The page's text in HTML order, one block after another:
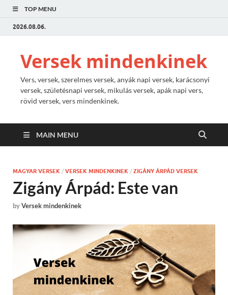
TOP MENU
2026.08.06.
Versek mindenkinek
Vers, versek, szerelmes versek, anyák napi versek, karácsonyi
versek, születésnapi versek, mikulás versek, apák napi vers,
rövid versek, vers mindenkinek.
MAIN MENU
MAGYAR VERSEK / VERSEK MINDENKINEK / ZIGÁNY ÁRPÁD VERSEK
Zigány Árpád: Este van
byVersek mindenkinek